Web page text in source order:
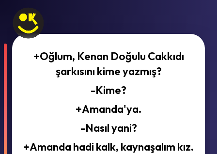
+Oğlum, Kenan Doğulu Cakkıdı
şarkısını kime yazmış?
-Kime?
+Amanda'ya.
-Nasıl yani?
+Amanda hadi kalk, kaynaşalım kız.